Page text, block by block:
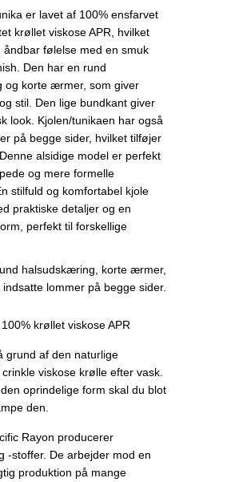
er lavet af 100% ensfarvet
krøllet viskose APR, hvilket
åndbar følelse med en smuk
Den har en rund
og korte ærmer, som giver
stil. Den lige bundkant giver
look. Kjolen/tunikaen har også
på begge sider, hvilket tilføjer
alsidige model er perfekt
og mere formelle
stilfuld og komfortabel kjole
praktiske detaljer og en
perfekt til forskellige
halsudskæring, korte ærmer,
lommer på begge sider.
100% krøllet viskose APR
grund af den naturlige
viskose krølle efter vask.
oprindelige form skal du blot
den.
Rayon producerer
-stoffer. De arbejder mod en
produktion på mange